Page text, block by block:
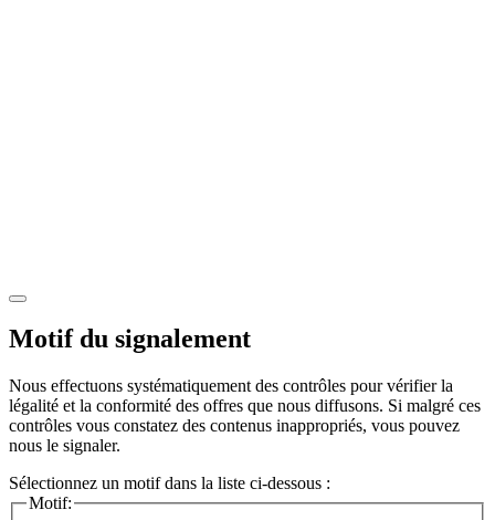
Motif du signalement
Nous effectuons systématiquement des contrôles pour vérifier la
légalité et la conformité des offres que nous diffusons. Si malgré ces
contrôles vous constatez des contenus inappropriés, vous pouvez
nous le signaler.
Sélectionnez un motif dans la liste ci-dessous :
Motif: